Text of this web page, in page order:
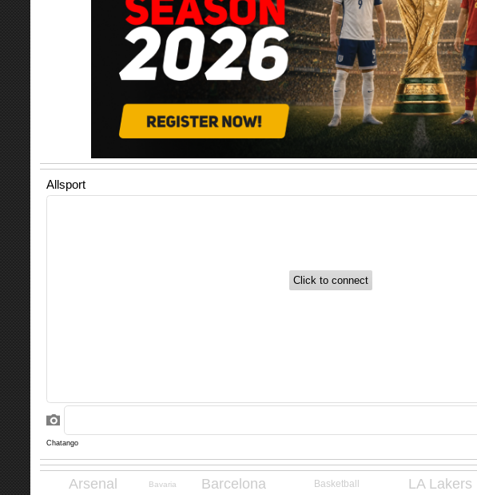
Arsenal Bavaria Barcelona Basketball LA Lakers